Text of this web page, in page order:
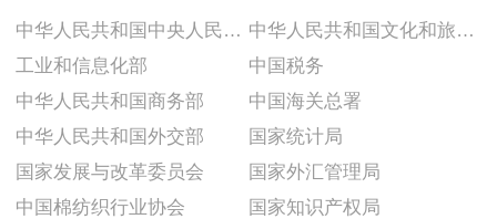
中华人民共和国中央人民政府
工业和信息化部
中华人民共和国商务部
中华人民共和国外交部
国家发展与改革委员会
中华人民共和国文化和旅游部
中国税务
中国海关总署
国家统计局
国家外汇管理局
中国棉纺织行业协会
国家知识产权局